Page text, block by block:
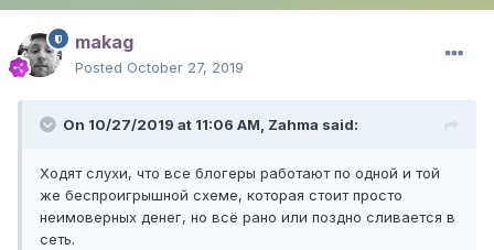
makag
Posted October 27, 2019
On 10/27/2019 at 11:06 AM, Zahma said:
Ходят слухи, что все блогеры работают по одной и той
же беспроигрышной схеме, которая стоит просто
неимоверных денег, но всё рано или поздно сливается в
сеть.